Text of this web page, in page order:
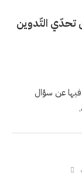
عن تحدّي التّدوين
أتحدّث فيها عن سؤال